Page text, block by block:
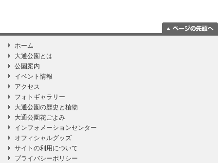
ホーム
大通公園とは
公園案内
イベント情報
アクセス
フォトギャラリー
大通公園の歴史と植物
大通公園花ごよみ
インフォメーションセンター
オフィシャルグッズ
サイトの利用について
プライバシーポリシー